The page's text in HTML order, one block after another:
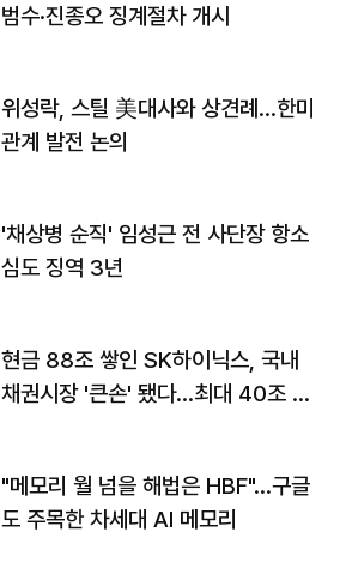
범수·진종오 징계절차 개시
위성락, 스틸 美대사와 상견례…한미
관계 발전 논의
'채상병 순직' 임성근 전 사단장 항소
심도 징역 3년
현금 88조 쌓인 SK하이닉스, 국내
채권시장 '큰손' 됐다…최대 40조 투
"메모리 월 넘을 해법은 HBF"…구글
도 주목한 차세대 AI 메모리